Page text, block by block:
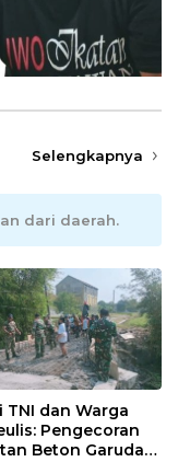
Selengkapnya
dari daerah.
TNI dan Warga
Pengecoran
Beton Garuda